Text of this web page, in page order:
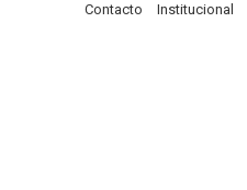
Contacto Institucional